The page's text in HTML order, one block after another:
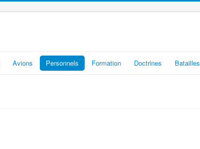
Avions Personnels Formation Doctrines Batailles